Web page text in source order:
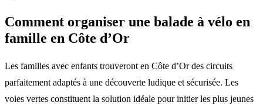
Comment organiser une balade à vélo en
famille en Côte d’Or
Les familles avec enfants trouveront en Côte d’Or des circuits
parfaitement adaptés à une découverte ludique et sécurisée. Les
voies vertes constituent la solution idéale pour initier les plus jeunes